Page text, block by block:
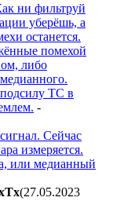
ни фильтруй
уберёшь, а
останется.
помехой
либо
ТС в
-
Сейчас
измеряется.
или медианный
(27.05.2023